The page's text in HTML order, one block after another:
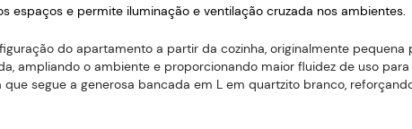
espaços e permite iluminação e ventilação cruzada nos ambientes.
do apartamento a partir da cozinha, originalmente pequena
ampliando o ambiente e proporcionando maior fluidez de uso
segue a generosa bancada em L em quartzito branco,